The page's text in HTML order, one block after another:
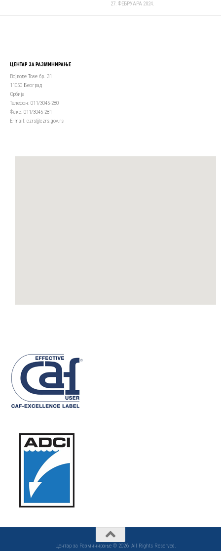
27. ФЕБРУАРА 2024.
ЦЕНТАР ЗА РАЗМИНИРАЊЕ
Војводе Тозе бр. 31
11050 Београд
Србија
Телефон: 011/3045-280
Факс: 011/3045-281
Е-mail: czrs@czrs.gov.rs
Центар за Разминирање © 2026. All Rights Reserved.